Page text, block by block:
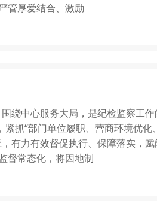
管厚爱结合、激励
中心服务大局，是纪检监察工作
抓“部门单位履职、营商环境优化
有力有效督促执行、保障落实，
常态化，将因地制